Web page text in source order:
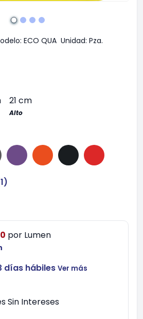
ECO QUA Unidad: Pza.
21 cm
Alto
1)
por Lumen
días hábiles Ver más
Sin Intereses